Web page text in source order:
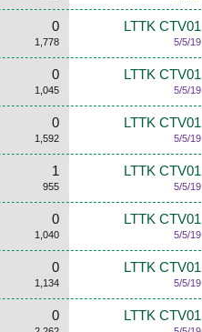
0
1,778
LTTK CTV01
5/5/19
0
1,045
LTTK CTV01
5/5/19
0
1,592
LTTK CTV01
5/5/19
1
955
LTTK CTV01
5/5/19
0
1,040
LTTK CTV01
5/5/19
0
1,134
LTTK CTV01
5/5/19
0 LTTK CTV01